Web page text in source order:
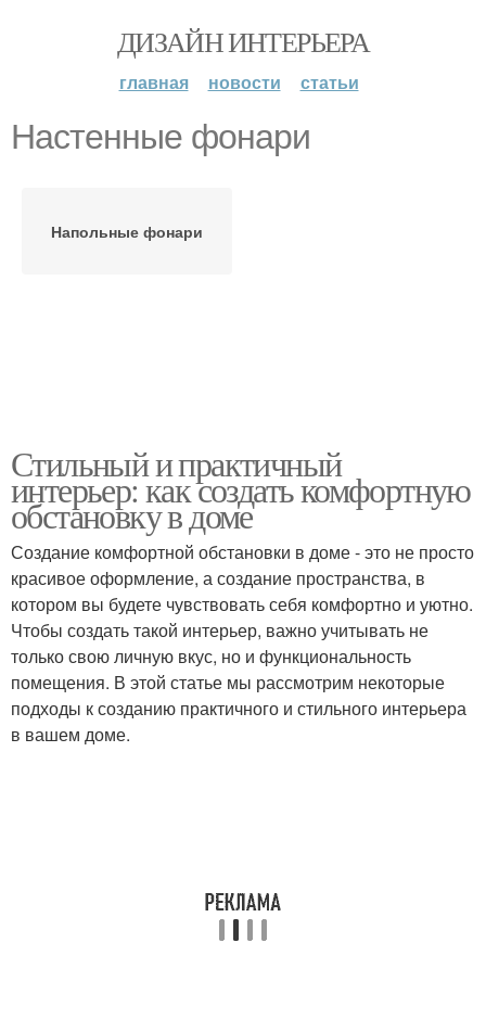
ДИЗАЙН ИНТЕРЬЕРА
главная новости статьи
Настенные фонари
Напольные фонари
Стильный и практичный
интерьер: как создать комфортную
обстановку в доме
Создание комфортной обстановки в доме - это не просто
красивое оформление, а создание пространства, в
котором вы будете чувствовать себя комфортно и уютно.
Чтобы создать такой интерьер, важно учитывать не
только свою личную вкус, но и функциональность
помещения. В этой статье мы рассмотрим некоторые
подходы к созданию практичного и стильного интерьера
в вашем доме.